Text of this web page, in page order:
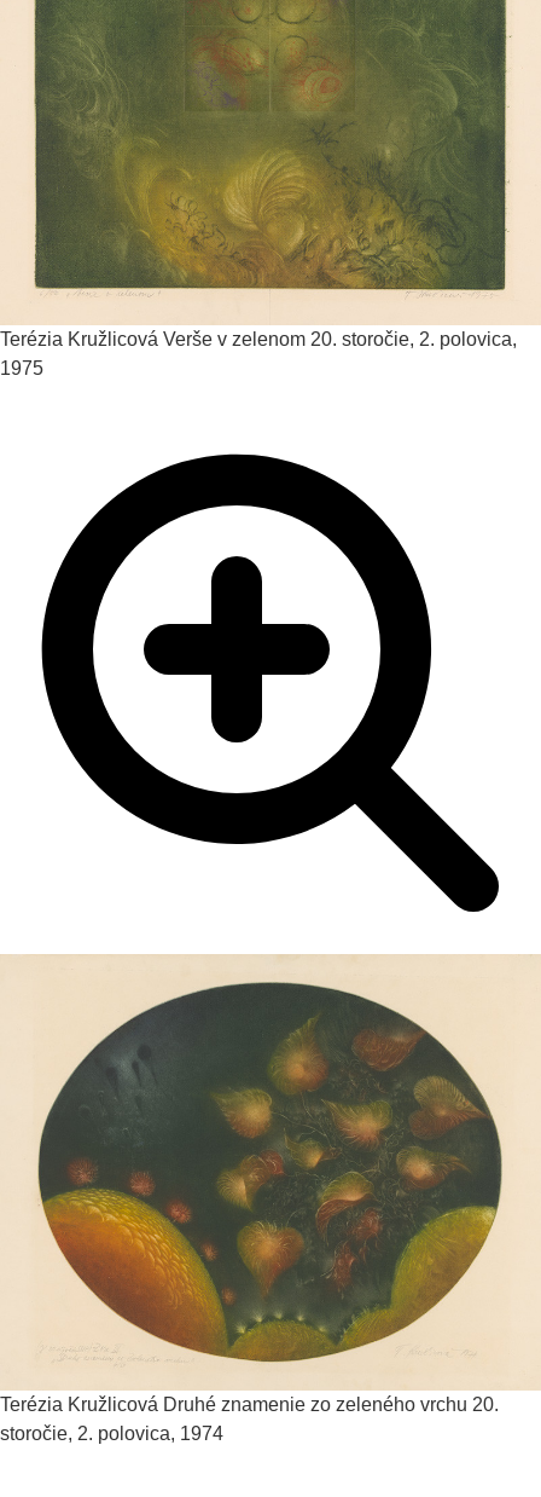
Terézia Kružlicová Verše v zelenom 20. storočie, 2. polovica,
1975
Terézia Kružlicová Druhé znamenie zo zeleného vrchu 20.
storočie, 2. polovica, 1974